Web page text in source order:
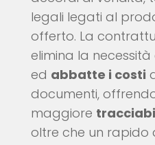
legali legati al
offerto. La
elimina la
ed abbatte i costi
documenti,
maggiore
oltre che un rapido